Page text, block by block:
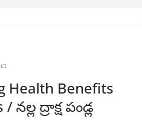
Health Benefits
ద్రాక్ష పండ్ల